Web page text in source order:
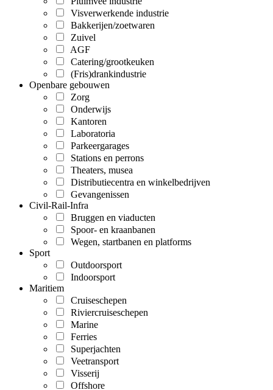
Visverwerkende industrie
Bakkerijen/zoetwaren
Zuivel
AGF
Catering/grootkeuken
(Fris)drankindustrie
Openbare gebouwen
Zorg
Onderwijs
Kantoren
Laboratoria
Parkeergarages
Stations en perrons
Theaters, musea
Distributiecentra en winkelbedrijven
Gevangenissen
Civil-Rail-Infra
Bruggen en viaducten
Spoor- en kraanbanen
Wegen, startbanen en platforms
Sport
Outdoorsport
Indoorsport
Maritiem
Cruiseschepen
Riviercruiseschepen
Marine
Ferries
Superjachten
Veetransport
Visserij
Offshore